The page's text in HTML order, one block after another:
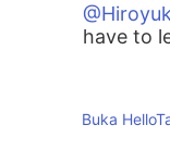
have to
Buka